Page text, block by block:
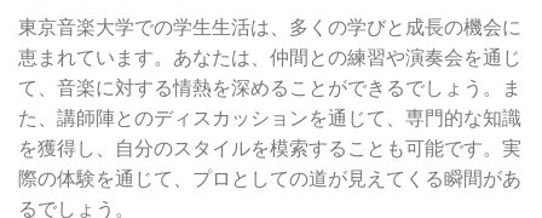
東京音楽大学での学生生活は、多くの学びと成長の機会に
恵まれています。あなたは、仲間との練習や演奏会を通じ
て、音楽に対する情熱を深めることができるでしょう。ま
た、講師陣とのディスカッションを通じて、専門的な知識
を獲得し、自分のスタイルを模索することも可能です。実
際の体験を通じて、プロとしての道が見えてくる瞬間があ
るでしょう。